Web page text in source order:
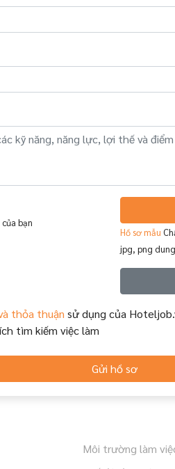
bạn
Hồ sơ mẫu
jpg, png
thỏa thuận sử dụng của
tìm kiếm việc làm
Gửi hồ sơ
Môi trường làm